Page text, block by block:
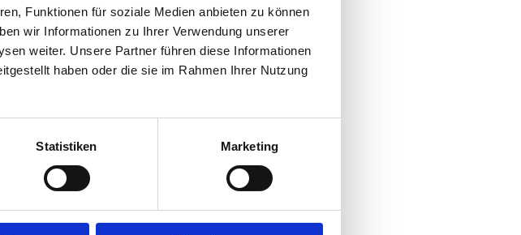
Funktionen für soziale Medien anbieten zu können
wir Informationen zu Ihrer Verwendung unserer
weiter. Unsere Partner führen diese Informationen
haben oder die sie im Rahmen Ihrer Nutzung
Statistiken Marketing
Fokussieren Sie sich. Das Drumherum
sich zurücklehnen.
Teamevent Garmisch
Garmisch. Bergschuhe schnüren,
Abteilung. Durch die
Partnachklammwandern.
heißt: sich helfen, gemeinsam kämpfen,